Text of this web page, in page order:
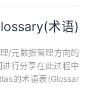
术语)
/元数据管理方向的
行分享在此过程中
的术语表(Glossar
中也能很好的理解